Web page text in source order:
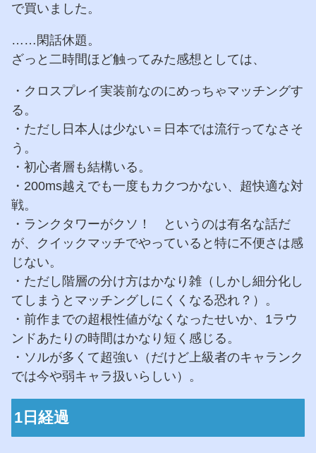
で買いました。
……閑話休題。
ざっと二時間ほど触ってみた感想としては、
・クロスプレイ実装前なのにめっちゃマッチングす
る。
・ただし日本人は少ない＝日本では流行ってなさそ
う。
・初心者層も結構いる。
・200ms越えでも一度もカクつかない、超快適な対
戦。
・ランクタワーがクソ！ というのは有名な話だ
が、クイックマッチでやっていると特に不便さは感
じない。
・ただし階層の分け方はかなり雑（しかし細分化し
てしまうとマッチングしにくくなる恐れ？）。
・前作までの超根性値がなくなったせいか、1ラウ
ンドあたりの時間はかなり短く感じる。
・ソルが多くて超強い（だけど上級者のキャランク
では今や弱キャラ扱いらしい）。
1日経過